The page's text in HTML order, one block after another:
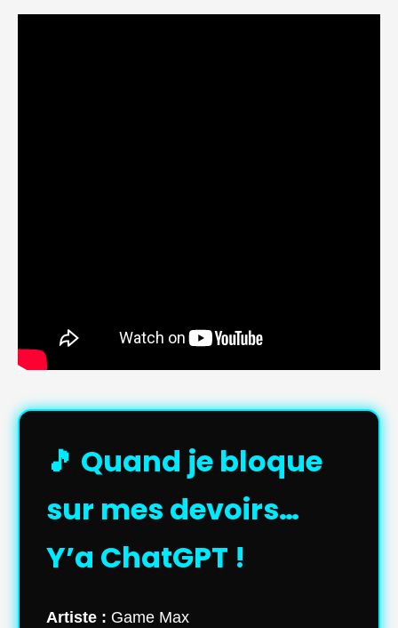
🎵 Quand je bloque
sur mes devoirs…
Y’a ChatGPT !
Artiste : Game Max